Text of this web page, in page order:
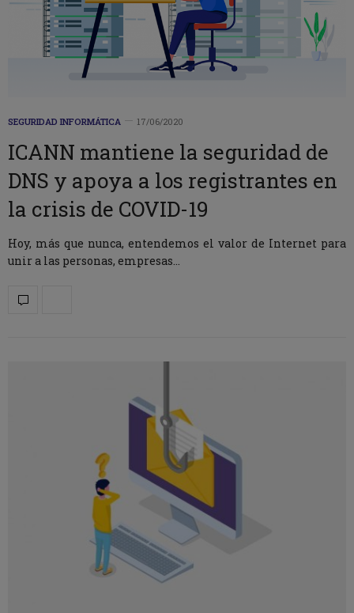
SEGURIDAD INFORMÁTICA 17/06/2020
ICANN mantiene la seguridad de
DNS y apoya a los registrantes en
la crisis de COVID-19
Hoy, más que nunca, entendemos el valor de Internet para
unir a las personas, empresas…